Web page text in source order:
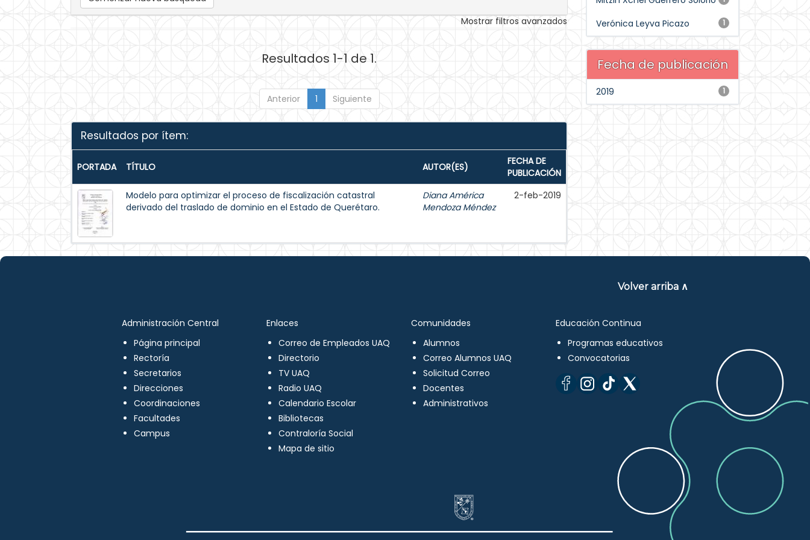
Mostrar filtros avanzados
Resultados 1-1 de 1.
Anterior 1 Siguiente
Resultados por ítem:
PORTADA TÍTULO AUTOR(ES)
FECHA DE
PUBLICACIÓN
Modelo para optimizar el proceso de fiscalización catastral
derivado del traslado de dominio en el Estado de Querétaro.
Diana América
Mendoza Méndez
2-feb-2019
1
Verónica Leyva Picazo
Fecha de publicación
1
2019
Volver arriba ∧
Administración Central
Página principal
Rectoría
Secretarios
Direcciones
Coordinaciones
Facultades
Campus
Enlaces
Correo de Empleados UAQ
Directorio
TV UAQ
Radio UAQ
Calendario Escolar
Bibliotecas
Contraloría Social
Mapa de sitio
Comunidades
Alumnos
Correo Alumnos UAQ
Solicitud Correo
Docentes
Administrativos
Educación Continua
Programas educativos
Convocatorias